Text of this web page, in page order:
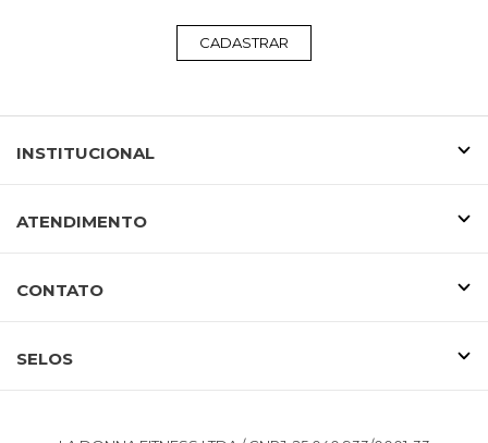
CADASTRAR
INSTITUCIONAL
ATENDIMENTO
CONTATO
SELOS